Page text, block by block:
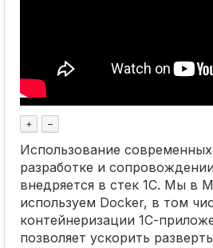
+ –
Использование
разработке и
внедряется в стек 1С. Мы в
используем Docker, в том
контейнеризации 1С-
позволяет ускорить